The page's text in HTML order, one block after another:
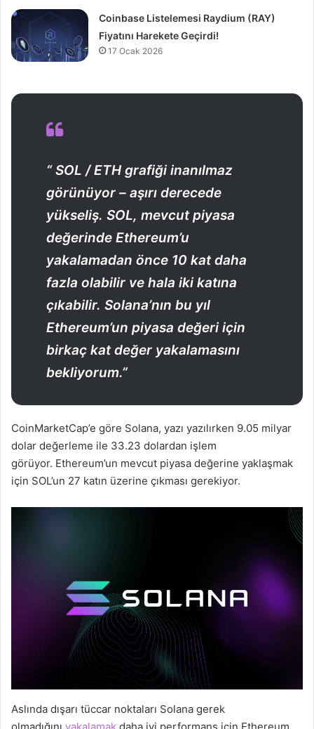
Coinbase Listelemesi Raydium (RAY)
Fiyatını Harekete Geçirdi!
17 Ocak 2026
“ SOL / ETH grafiği inanılmaz
görünüyor – aşırı derecede
yükseliş. SOL, mevcut piyasa
değerinde Ethereum’u
yakalamadan önce 10 kat daha
fazla olabilir ve hala iki katına
çıkabilir. Solana’nın bu yıl
Ethereum’un piyasa değeri için
birkaç kat değer yakalamasını
bekliyorum.”
CoinMarketCap’e göre Solana, yazı yazılırken 9.05 milyar
dolar değerleme ile 33.23 dolardan işlem
görüyor. Ethereum’un mevcut piyasa değerine yaklaşmak
için SOL’un 27 katın üzerine çıkması gerekiyor.
Aslında dışarı tüccar noktaları Solana gerek